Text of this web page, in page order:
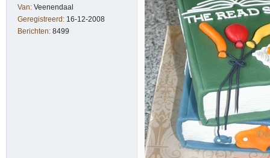
Van: Veenendaal
Geregistreerd: 16-12-2008
Berichten: 8499